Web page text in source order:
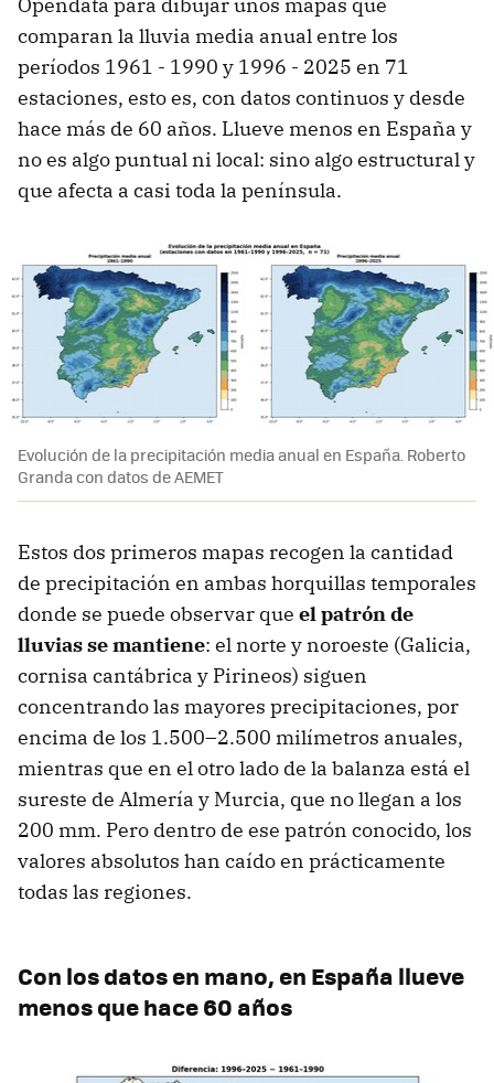
Opendata para dibujar unos mapas que
comparan la lluvia media anual entre los
períodos 1961 - 1990 y 1996 - 2025 en 71
estaciones, esto es, con datos continuos y desde
hace más de 60 años. Llueve menos en España y
no es algo puntual ni local: sino algo estructural y
que afecta a casi toda la península.
Evolución de la precipitación media anual en España. Roberto
Granda con datos de AEMET
Estos dos primeros mapas recogen la cantidad
de precipitación en ambas horquillas temporales
donde se puede observar que el patrón de
lluvias se mantiene: el norte y noroeste (Galicia,
cornisa cantábrica y Pirineos) siguen
concentrando las mayores precipitaciones, por
encima de los 1.500–2.500 milímetros anuales,
mientras que en el otro lado de la balanza está el
sureste de Almería y Murcia, que no llegan a los
200 mm. Pero dentro de ese patrón conocido, los
valores absolutos han caído en prácticamente
todas las regiones.
Con los datos en mano, en España llueve
menos que hace 60 años